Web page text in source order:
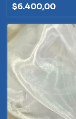
$6.400,00